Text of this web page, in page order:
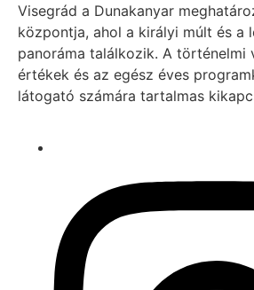
Visegrád a Dunakanyar
központja, ahol a királyi múlt és a
panoráma találkozik. A történelmi
értékek és az egész éves
látogató számára tartalmas